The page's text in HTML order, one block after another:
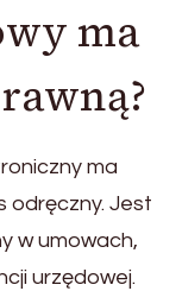
ma
ma
odręczny. Jest
w umowach,
urzędowej.